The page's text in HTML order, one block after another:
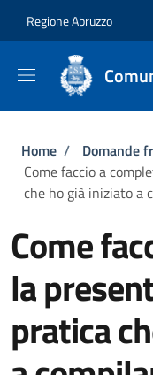
Regione Abruzzo
Briciole di
Home / Domande
Come faccio a
che ho già iniziato a
Come
la
pratica